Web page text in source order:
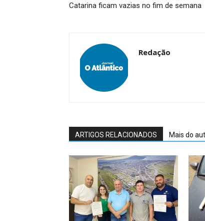
Catarina ficam vazias no fim de semana
Redação
ARTIGOS RELACIONADOS Mais do